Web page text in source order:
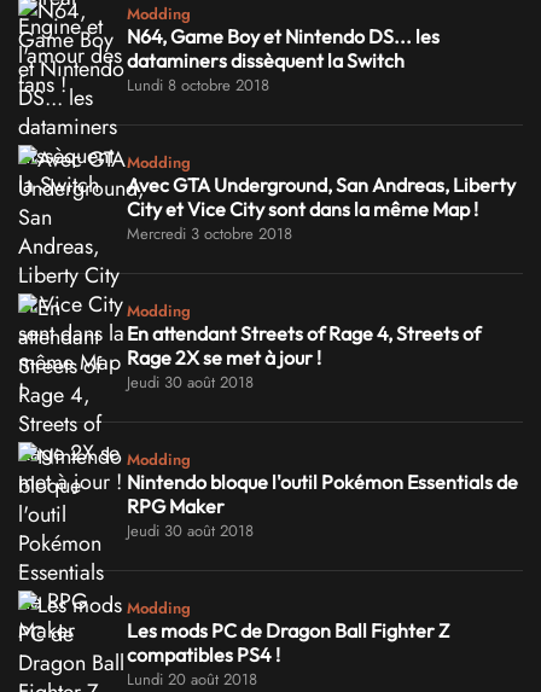
Modding
N64, Game Boy et Nintendo DS... les
dataminers dissèquent la Switch
Lundi 8 octobre 2018
Modding
Avec GTA Underground, San Andreas, Liberty
City et Vice City sont dans la même Map !
Mercredi 3 octobre 2018
Modding
En attendant Streets of Rage 4, Streets of
Rage 2X se met à jour !
Jeudi 30 août 2018
Modding
Nintendo bloque l'outil Pokémon Essentials de
RPG Maker
Jeudi 30 août 2018
Modding
Les mods PC de Dragon Ball Fighter Z
compatibles PS4 !
Lundi 20 août 2018